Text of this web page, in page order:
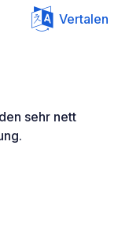
Vertalen
sehr nett